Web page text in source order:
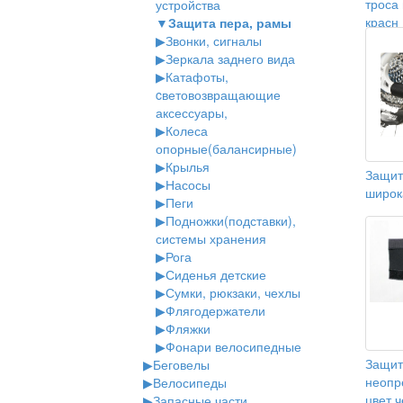
устройства
▼Защита пера, рамы
▶Звонки, сигналы
▶Зеркала заднего вида
▶Катафоты,
cветовозвращающие
аксессуары,
▶Колеса
опорные(балансирные)
▶Крылья
▶Насосы
▶Пеги
▶Подножки(подставки),
системы хранения
▶Рога
▶Сиденья детские
▶Сумки, рюкзаки, чехлы
▶Флягодержатели
▶Фляжки
▶Фонари велосипедные
▶Беговелы
▶Велосипеды
красн
цвет